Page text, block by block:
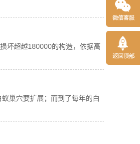
坏超越180000的构造，依据高
巢穴要扩展；而到了每年的白